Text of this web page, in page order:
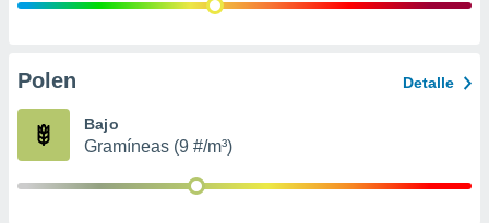
publicidad
Polen Detalle
Bajo
Gramíneas (9 #/m³)